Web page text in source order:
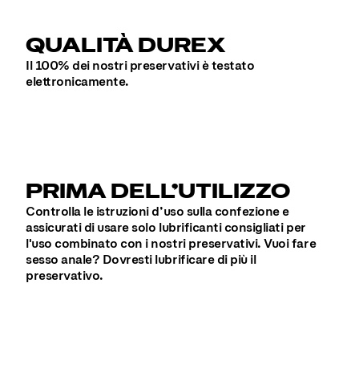
QUALITÀ DUREX
Il 100% dei nostri preservativi è testato
elettronicamente.
PRIMA DELL’UTILIZZO
Controlla le istruzioni d’uso sulla confezione e
assicurati di usare solo lubrificanti consigliati per
l'uso combinato con i nostri preservativi. Vuoi fare
sesso anale? Dovresti lubrificare di più il
preservativo.